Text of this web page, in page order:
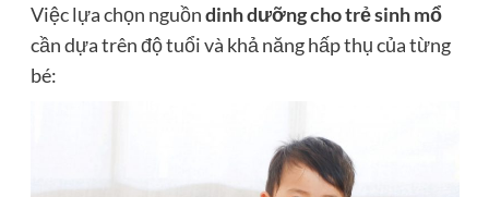
Việc lựa chọn nguồndinh dưỡng cho trẻ sinh mổ
cần dựa trên độ tuổi và khả năng hấp thụ của từng
bé: